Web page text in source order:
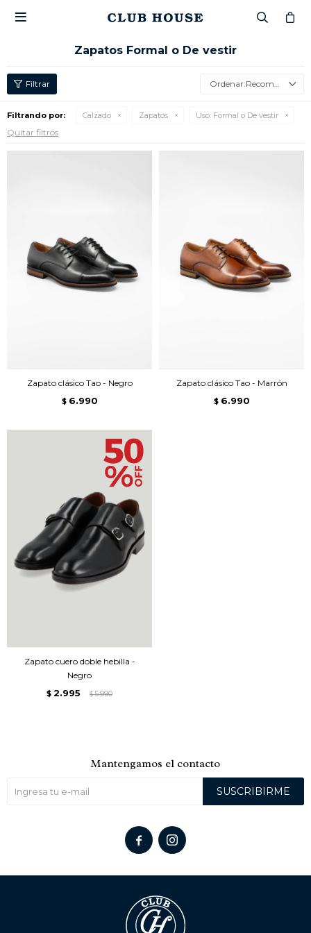

Zapatos Formal o De vestir
Recomendados
Filtrando por: Calzado Zapatos Uso: Formal o De vestir
Quitar filtros
Zapato clásico Tao - Negro
$ 6.990
Zapato clásico Tao - Marrón
$ 6.990
Zapato cuero doble hebilla -
Negro
$ 2.995 $ 5.990
Mantengamos el contacto
SUSCRIBIRME
 